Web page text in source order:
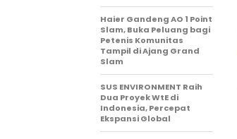
Haier Gandeng AO 1 Point
Slam, Buka Peluang bagi
Petenis Komunitas
Tampil di Ajang Grand
Slam
SUS ENVIRONMENT Raih
Dua Proyek WtE di
Indonesia, Percepat
Ekspansi Global